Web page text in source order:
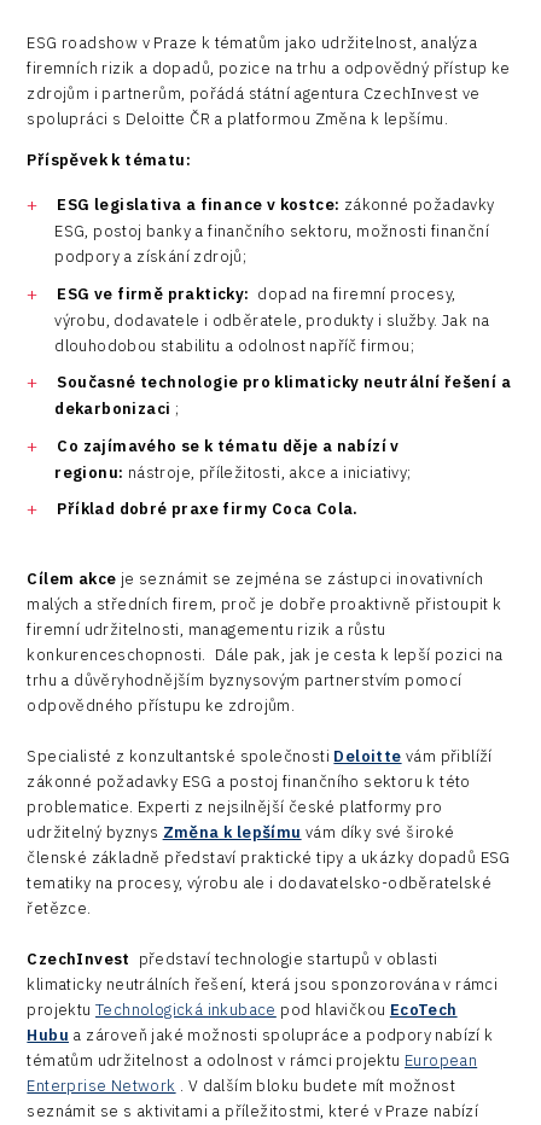
ESG roadshow v Praze k tématům jako udržitelnost, analýza
firemních rizik a dopadů, pozice na trhu a odpovědný přístup ke
zdrojům i partnerům, pořádá státní agentura CzechInvest ve
spolupráci s Deloitte ČR a platformou Změna k lepšímu.
Příspěvek k tématu:
ESG legislativa a finance v kostce: zákonné požadavky
ESG, postoj banky a finančního sektoru, možnosti finanční
podpory a získání zdrojů;
ESG ve firmě prakticky: dopad na firemní procesy,
výrobu, dodavatele i odběratele, produkty i služby. Jak na
dlouhodobou stabilitu a odolnost napříč firmou;
Současné technologie pro klimaticky neutrální řešení a
dekarbonizaci ;
Co zajímavého se k tématu děje a nabízí v
regionu: nástroje, příležitosti, akce a iniciativy;
Příklad dobré praxe firmy Coca Cola.
Cílem akce je seznámit se zejména se zástupci inovativních
malých a středních firem, proč je dobře proaktivně přistoupit k
firemní udržitelnosti, managementu rizik a růstu
konkurenceschopnosti. Dále pak, jak je cesta k lepší pozici na
trhu a důvěryhodnějším byznysovým partnerstvím pomocí
odpovědného přístupu ke zdrojům.
Specialisté z konzultantské společnosti Deloitte vám přiblíží
zákonné požadavky ESG a postoj finančního sektoru k této
problematice. Experti z nejsilnější české platformy pro
udržitelný byznys Změna k lepšímu vám díky své široké
členské základně představí praktické tipy a ukázky dopadů ESG
tematiky na procesy, výrobu ale i dodavatelsko-odběratelské
řetězce.
CzechInvest představí technologie startupů v oblasti
klimaticky neutrálních řešení, která jsou sponzorována v rámci
projektu Technologická inkubace pod hlavičkou EcoTech
Hubu a zároveň jaké možnosti spolupráce a podpory nabízí k
tématům udržitelnost a odolnost v rámci projektu European
Enterprise Network . V dalším bloku budete mít možnost
seznámit se s aktivitami a příležitostmi, které v Praze nabízí